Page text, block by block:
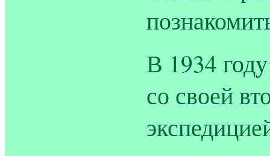
В 1934
со своей